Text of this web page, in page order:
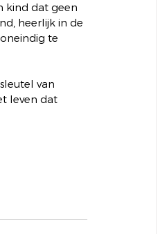
kind dat geen
heerlijk in de
te
van
leven dat